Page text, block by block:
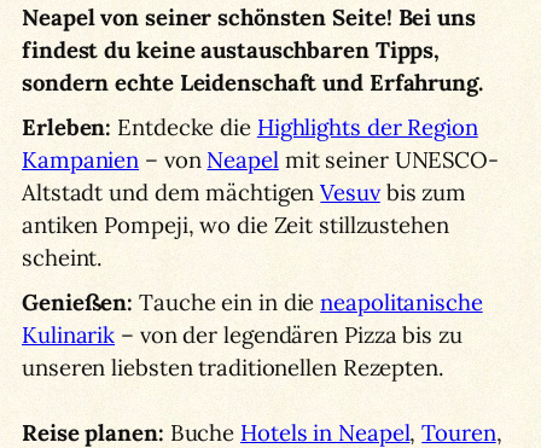
Neapel von seiner schönsten Seite! Bei uns
findest du keine austauschbaren Tipps,
sondern echte Leidenschaft und Erfahrung.
Erleben: Entdecke die Highlights der Region
Kampanien – von Neapel mit seiner UNESCO-
Altstadt und dem mächtigenVesuvbis zum
antiken Pompeji, wo die Zeit stillzustehen
scheint.
Genießen: Tauche ein in dieneapolitanische
Kulinarik – von der legendären Pizza bis zu
unseren liebsten traditionellen Rezepten.
Reise planen: Buche Hotels in Neapel,Touren,